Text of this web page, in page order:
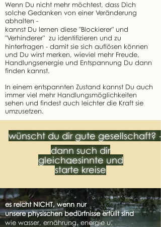
Wenn Du nicht mehr möchtest, dass Dich
solche Gedanken von einer Veränderung
abhalten -
kannst Du lernen diese "Blockierer" und
"Verhinderer" zu identifizieren und zu
hinterfragen - damit sie sich auflösen können
und Du wirst merken, wieviel mehr Freude,
Handlungsenergie und Entspannung Du dann
finden kannst.
In einem entspannten Zustand kannst Du auch
immer viel mehr Handlungsmöglichkeiten
sehen und findest auch leichter die Kraft sie
umzusetzen.
wünscht du dir gute gesellschaft? -
dann such dir
gleichgesinnte und
starte kreise
es reicht NICHT, wenn nur
unserephysischen bedürfnisse erfüllt sind
wie wasser, ernährung, energie u.